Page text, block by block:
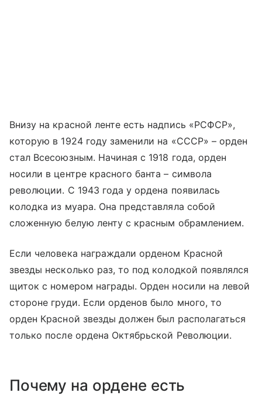
Внизу на красной ленте есть надпись «РСФСР»,
которую в 1924 году заменили на «СССР» – орден
стал Всесоюзным. Начиная с 1918 года, орден
носили в центре красного банта – символа
революции. С 1943 года у ордена появилась
колодка из муара. Она представляла собой
сложенную белую ленту с красным обрамлением.
Если человека награждали орденом Красной
звезды несколько раз, то под колодкой появлялся
щиток с номером награды. Орден носили на левой
стороне груди. Если орденов было много, то
орден Красной звезды должен был располагаться
только после ордена Октябрьской Революции.
Почему на ордене есть